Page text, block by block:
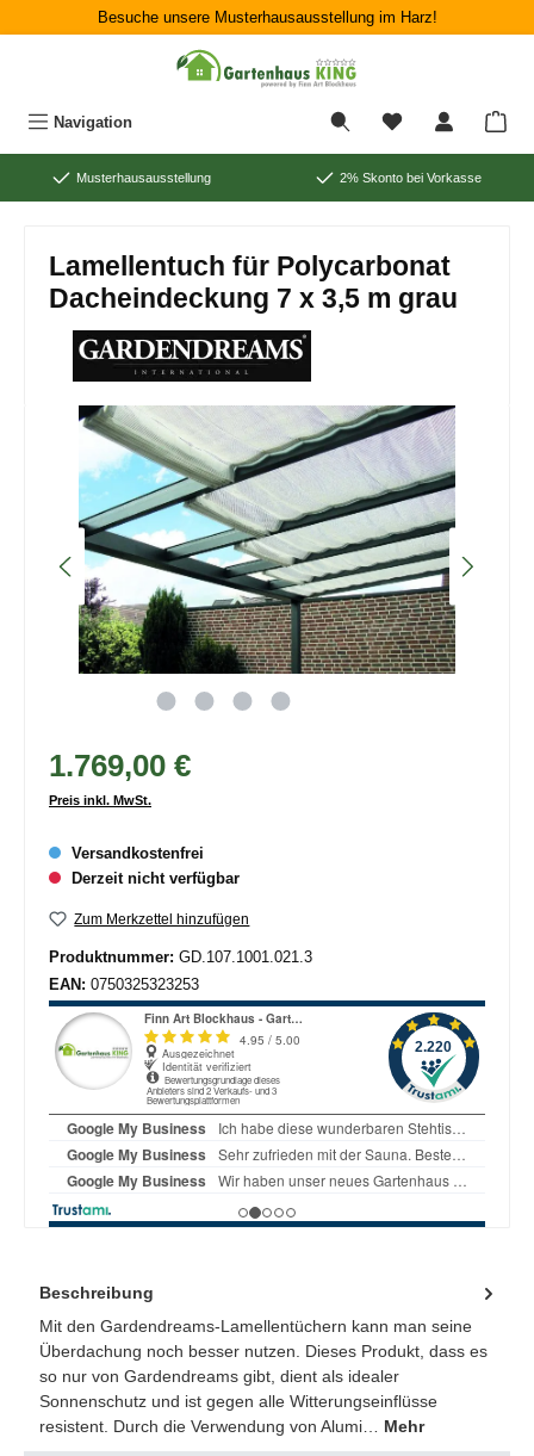
Zum Hauptinhalt springenBesuche unsere Musterhausausstellung im Harz!
Navigation
Musterhausausstellung 2% Skonto bei Vorkasse
Lamellentuch für Polycarbonat
Dacheindeckung 7 x 3,5 m grau
Bildergalerie überspringen
1.769,00 €
Preis inkl. MwSt.
Versandkostenfrei
Derzeit nicht verfügbar
Zum Merkzettel hinzufügen
Produktnummer: GD.107.1001.021.3
EAN: 0750325323253
Beschreibung
Mit den Gardendreams-Lamellentüchern kann man seine
Überdachung noch besser nutzen. Dieses Produkt, dass es
so nur von Gardendreams gibt, dient als idealer
Sonnenschutz und ist gegen alle Witterungseinflüsse
resistent. Durch die Verwendung von Alumi… Mehr